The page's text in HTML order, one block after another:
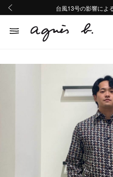
熊本地域地震の影響に
Summer Sale
台風13号の影響によ
熊本地域地震の影響に
Summer Sale